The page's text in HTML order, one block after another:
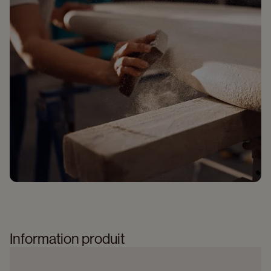
Information produit